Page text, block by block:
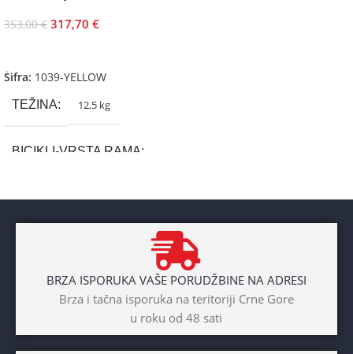
353,00€ 317,70 €
Šifra: 1039-YELLOW
TEŽINA 12,5 kg
BICIKLI-VRSTA RAMA
Unisex
BRZA ISPORUKA VAŠE PORUDŽBINE NA ADRESI
Brza i tačna isporuka na teritoriji Crne Gore
u roku od 48 sati